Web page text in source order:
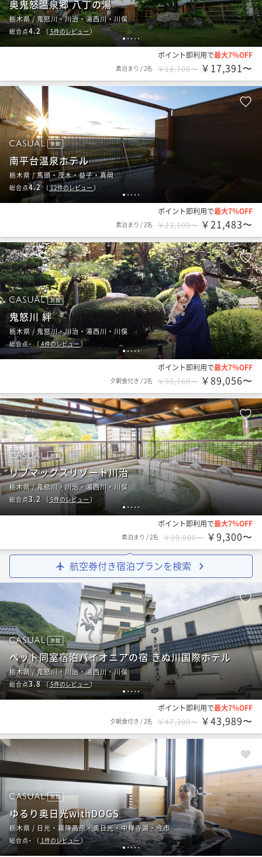
1 2345
奥鬼怒温泉郷 八丁の湯
栃木県 / 鬼怒川・川治・湯西川・川俣
総合点4.2（ 5件のレビュー）
ポイント即利用で最大7％OFF
素泊まり /2名 ￥18,700〜 ￥17,391〜
1 2 3 4 5
旅館
南平台温泉ホテル
栃木県 / 馬頭・茂木・益子・真岡
総合点4.2（ 12件のレビュー）
ポイント即利用で最大7％OFF
素泊まり /2名 ￥23,100〜 ￥21,483〜
12345
旅館
鬼怒川 絆
栃木県 / 鬼怒川・川治・湯西川・川俣
総合点-（4件のレビュー）
ポイント即利用で最大7％OFF
夕朝食付き /2名 ￥95,760〜 ￥89,056〜
1 2 3 4 5
旅館
リブマックスリゾート川治
栃木県 / 鬼怒川・川治・湯西川・川俣
総合点3.2 （5件のレビュー ）
ポイント即利用で最大7％OFF
素泊まり /2名 ￥10,000〜 ￥9,300〜
航空券付き宿泊プランを検索
1 2 3 4 5
旅館
ペット同室宿泊パイオニアの宿 きぬ川国際ホテル
栃木県 / 鬼怒川・川治・湯西川・川俣
総合点3.8（5件のレビュー）
ポイント即利用で最大7％OFF
夕朝食付き /2名 ￥47,300〜 ￥43,989〜
12345
旅館
ゆるり奥日光withDOGS
栃木県 / 日光・霧降高原・奥日光・中禅寺湖・今市
総合点- （ 1件のレビュー）